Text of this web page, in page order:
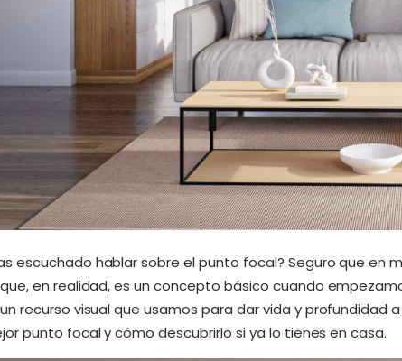
escuchado hablar sobre el punto focal? Seguro que
en realidad, es un concepto básico cuando
recurso visual que usamos para dar vida y profundidad
punto focal y cómo descubrirlo si ya lo tienes en casa.